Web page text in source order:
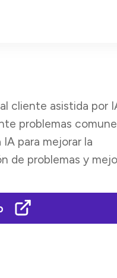
cliente asistida por
problemas
para mejorar la
de problemas y